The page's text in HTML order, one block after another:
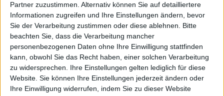
Partner zuzustimmen. Alternativ können Sie auf detailliertere
Informationen zugreifen und Ihre Einstellungen ändern, bevor
Sie der Verarbeitung zustimmen oder diese ablehnen. Bitte
beachten Sie, dass die Verarbeitung mancher
personenbezogenen Daten ohne Ihre Einwilligung stattfinden
kann, obwohl Sie das Recht haben, einer solchen Verarbeitung
zu widersprechen. Ihre Einstellungen gelten lediglich für diese
Website. Sie können Ihre Einstellungen jederzeit ändern oder
Ihre Einwilligung widerrufen, indem Sie zu dieser Website
Das kannst du aber gerne über die Kommentarfunktion am
Ende der Seite machen. Ich freue mich über Beteiligung
und Austausch über den Stein und unsere erklärenden
Artikel.